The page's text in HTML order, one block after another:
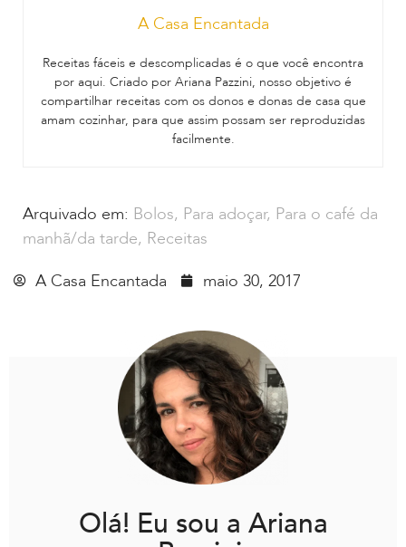
A Casa Encantada
Receitas fáceis e descomplicadas é o que você encontra
por aqui. Criado por Ariana Pazzini, nosso objetivo é
compartilhar receitas com os donos e donas de casa que
amam cozinhar, para que assim possam ser reproduzidas
facilmente.
Arquivado em: Bolos, Para adoçar, Para o café da
manhã/da tarde, Receitas
A Casa Encantada
maio 30, 2017
Olá! Eu sou a Ariana